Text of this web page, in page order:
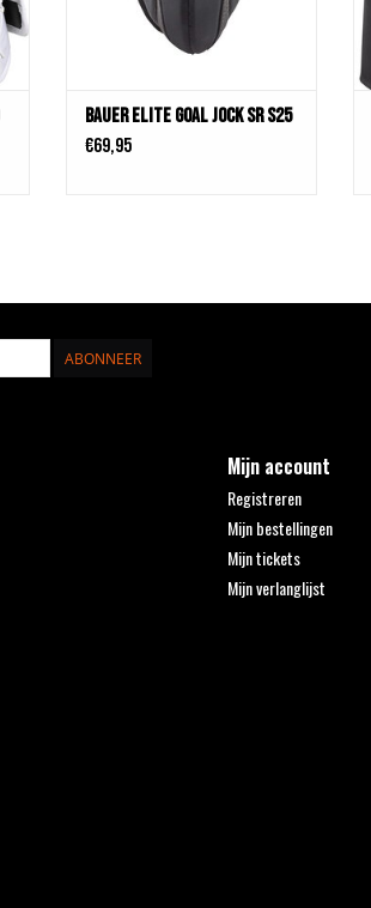
Bauer Elite Goal Jock SR S25
€69,95
ABONNEER
Mijn account
Registreren
Mijn bestellingen
Mijn tickets
Mijn verlanglijst